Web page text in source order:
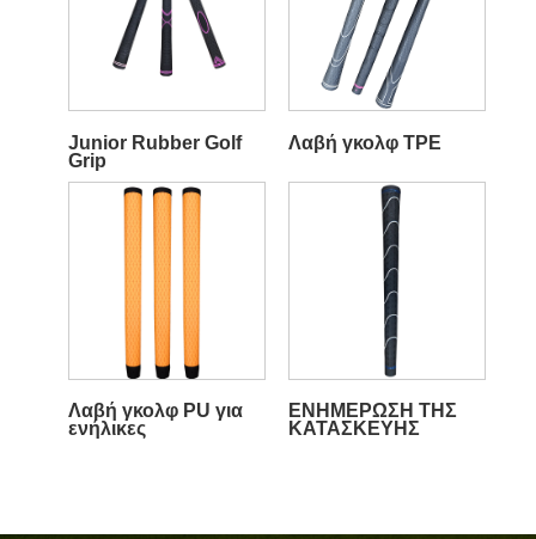
Junior Rubber Golf
Grip
Λαβή γκολφ TPE
Λαβή γκολφ PU για
ενήλικες
ΕΝΗΜΕΡΩΣΗ ΤΗΣ
ΚΑΤΑΣΚΕΥΗΣ